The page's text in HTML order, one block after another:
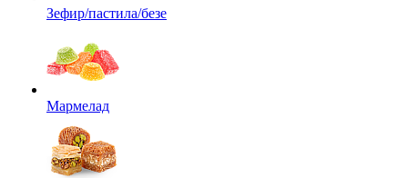
Зефир/пастила/безе
Мармелад